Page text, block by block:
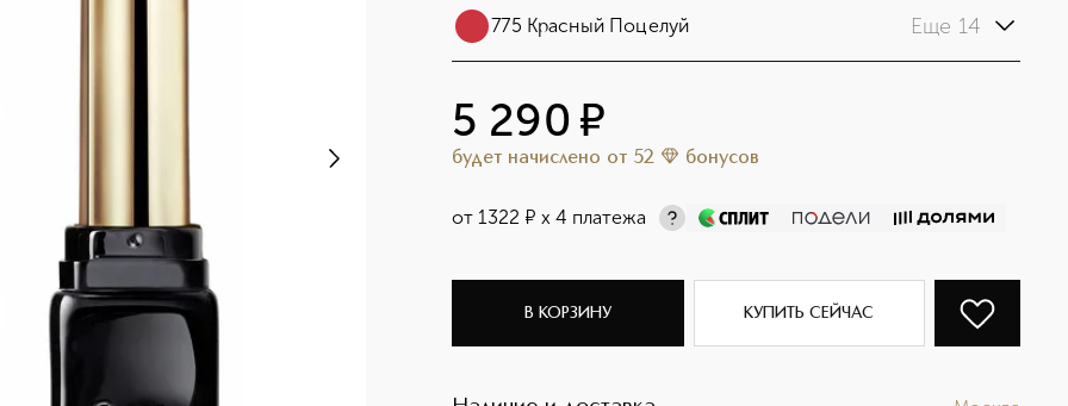
775 Красный Поцелуй Еще 14
5 290 ¤
будет начислено от 52 бонусов
от 1322 ¤ х 4 платежа
В КОРЗИНУ КУПИТЬ СЕЙЧАС